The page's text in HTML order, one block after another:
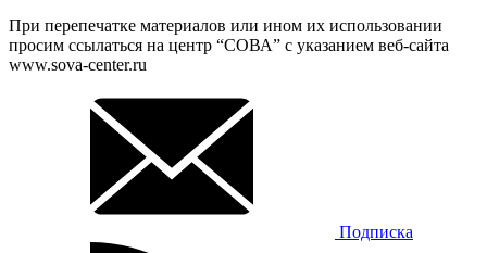
При перепечатке материалов или ином их использовании
просим ссылаться на центр “СОВА” с указанием веб-сайта
www.sova-center.ru
Подписка